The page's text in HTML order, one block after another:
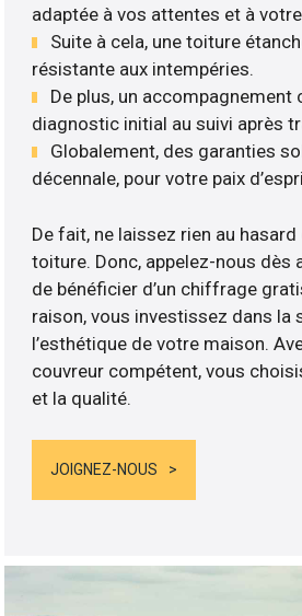
adaptée à vos attentes et à
Suite à cela, une toiture
résistante aux intempéries.
De plus, un accompagnement
diagnostic initial au suivi après
Globalement, des garanties
décennale, pour votre paix
De fait, ne laissez rien au
toiture. Donc, appelez-nous dès
de bénéficier d’un chiffrage
raison, vous investissez dans la
l’esthétique de votre maison.
couvreur compétent, vous
et la qualité.
JOIGNEZ-NOUS